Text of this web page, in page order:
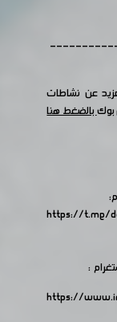
عن نشاطات
بوكبالضغط هنا
https://t.me/
:
https://